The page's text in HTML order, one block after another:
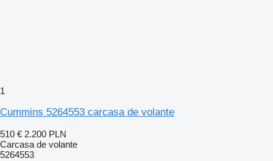
1
Cummins 5264553 carcasa de volante
510 € 2.200 PLN
Carcasa de volante
5264553